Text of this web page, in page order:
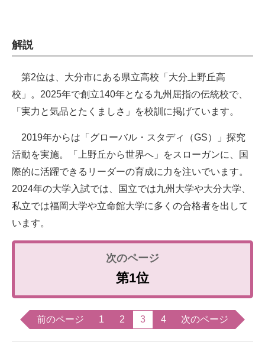
解説
第2位は、大分市にある県立高校「大分上野丘高
校」。2025年で創立140年となる九州屈指の伝統校で、
「実力と気品とたくましさ」を校訓に掲げています。
2019年からは「グローバル・スタディ（GS）」探究
活動を実施。「上野丘から世界へ」をスローガンに、国
際的に活躍できるリーダーの育成に力を注いでいます。
2024年の大学入試では、国立では九州大学や大分大学、
私立では福岡大学や立命館大学に多くの合格者を出して
います。
第1位
前のページ 1 2 3 4 次のページ